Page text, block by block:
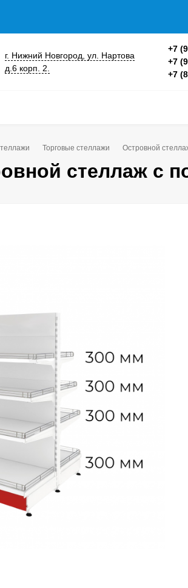
г. Нижний Новгород, ул. Нартова
д.6 корп. 2.
+7
+7
+7
Торговые стеллажи Островной
стеллаж с